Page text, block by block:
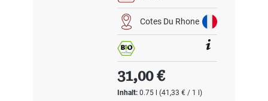
Cotes Du Rhone
Inhalt:0.75 l(41,33 € / 1 l)
Regulärer Preis:
31,00 €